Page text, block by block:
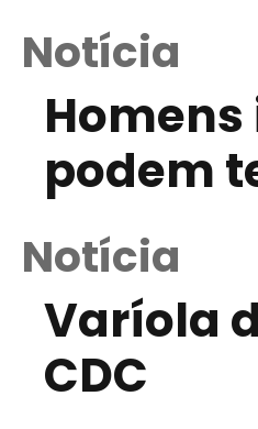
Notícia
podem
Notícia
Varíola
CDC